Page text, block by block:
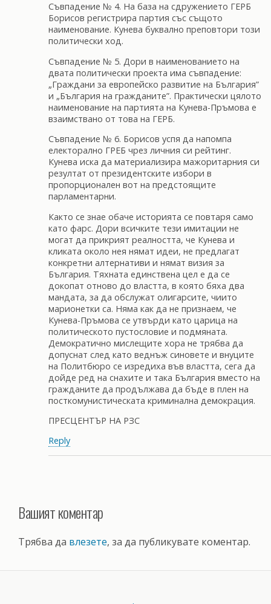
​Съвпадение № 4. На база на сдружението ГЕРБ
Борисов регистрира партия със същото
наименование. Кунева буквално преповтори този
политически ход.
​Съвпадение № 5. Дори в наименованието на
двата политически проекта има съвпадение:
„Граждани за европейско развитие на България”
и „България на гражданите”. Практически цялото
наименование на партията на Кунева-Пръмова е
взаимствано от това на ГЕРБ.
Съвпадение № 6. Борисов успя да напомпа
електорално ГРЕБ чрез личния си рейтинг.
Кунева иска да материализира мажоритарния си
резултат от президентските избори в
пропорционален вот на предстоящите
парламентарни.
Както се знае обаче историята се повтаря само
като фарс. Дори всичките тези имитации не
могат да прикрият реалността, че Кунева и
кликата около нея нямат идеи, не предлагат
конкретни алтернативи и нямат визия за
България. Тяхната единствена цел е да се
докопат отново до властта, в която бяха два
мандата, за да обслужат олигарсите, чиито
марионетки са. Няма как да не признаем, че
Кунева-Пръмова се утвърди като царица на
политическото пустословие и подмяната.
Демократично мислещите хора не трябва да
допуснат след като веднъж синовете и внуците
на Политбюро се изредиха във властта, сега да
дойде ред на снахите и така България вместо на
гражданите да продължава да бъде в плен на
посткомунистическата криминална демокрация.
ПРЕСЦЕНТЪР НА РЗС
Reply
Вашият коментар
Трябва да влезете, за да публикувате коментар.